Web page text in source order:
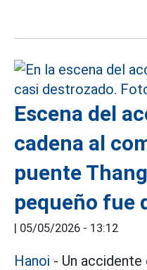
Escena del
cadena al
puente
pequeño fue
| 05/05/2026 - 13:12
Hanoi - Un